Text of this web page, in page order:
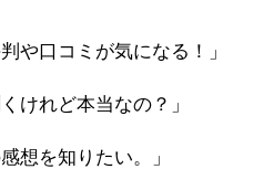
や口コミが気になる！」
けれど本当なの？」
想を知りたい。」